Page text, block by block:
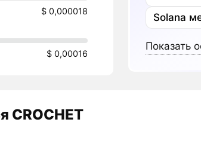
$ 0,000018
$ 0,00016
Solana
Показать
CROCHET